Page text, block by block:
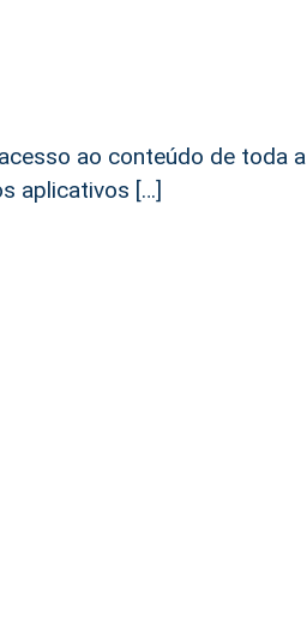
ao conteúdo de toda a
aplicativos […]